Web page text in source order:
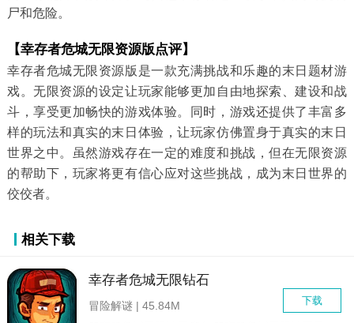
尸和危险。
【幸存者危城无限资源版点评】
幸存者危城无限资源版是一款充满挑战和乐趣的末日题材游
戏。无限资源的设定让玩家能够更加自由地探索、建设和战
斗，享受更加畅快的游戏体验。同时，游戏还提供了丰富多
样的玩法和真实的末日体验，让玩家仿佛置身于真实的末日
世界之中。虽然游戏存在一定的难度和挑战，但在无限资源
的帮助下，玩家将更有信心应对这些挑战，成为末日世界的
佼佼者。
相关下载
幸存者危城无限钻石
下载
冒险解谜 | 45.84M